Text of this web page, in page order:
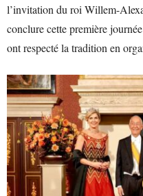
l’invitation du roi Willem-
conclure cette première
ont respecté la tradition en